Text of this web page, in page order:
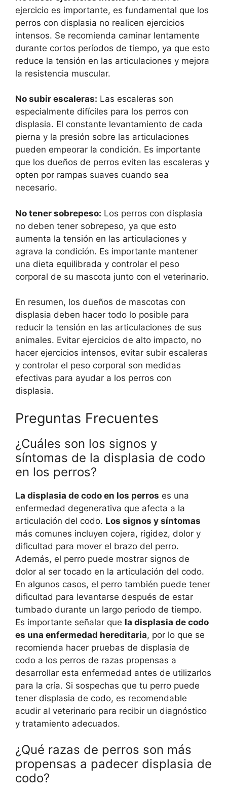
ejercicio es importante, es fundamental que los
perros con displasia no realicen ejercicios
intensos. Se recomienda caminar lentamente
durante cortos períodos de tiempo, ya que esto
reduce la tensión en las articulaciones y mejora
la resistencia muscular.
No subir escaleras: Las escaleras son
especialmente difíciles para los perros con
displasia. El constante levantamiento de cada
pierna y la presión sobre las articulaciones
pueden empeorar la condición. Es importante
que los dueños de perros eviten las escaleras y
opten por rampas suaves cuando sea
necesario.
No tener sobrepeso: Los perros con displasia
no deben tener sobrepeso, ya que esto
aumenta la tensión en las articulaciones y
agrava la condición. Es importante mantener
una dieta equilibrada y controlar el peso
corporal de su mascota junto con el veterinario.
En resumen, los dueños de mascotas con
displasia deben hacer todo lo posible para
reducir la tensión en las articulaciones de sus
animales. Evitar ejercicios de alto impacto, no
hacer ejercicios intensos, evitar subir escaleras
y controlar el peso corporal son medidas
efectivas para ayudar a los perros con
displasia.
Preguntas Frecuentes
¿Cuáles son los signos y
síntomas de la displasia de codo
en los perros?
La displasia de codo en los perros es una
enfermedad degenerativa que afecta a la
articulación del codo. Los signos y síntomas
más comunes incluyen cojera, rigidez, dolor y
dificultad para mover el brazo del perro.
Además, el perro puede mostrar signos de
dolor al ser tocado en la articulación del codo.
En algunos casos, el perro también puede tener
dificultad para levantarse después de estar
tumbado durante un largo periodo de tiempo.
Es importante señalar que la displasia de codo
es una enfermedad hereditaria, por lo que se
recomienda hacer pruebas de displasia de
codo a los perros de razas propensas a
desarrollar esta enfermedad antes de utilizarlos
para la cría. Si sospechas que tu perro puede
tener displasia de codo, es recomendable
acudir al veterinario para recibir un diagnóstico
y tratamiento adecuados.
¿Qué razas de perros son más
propensas a padecer displasia de
codo?